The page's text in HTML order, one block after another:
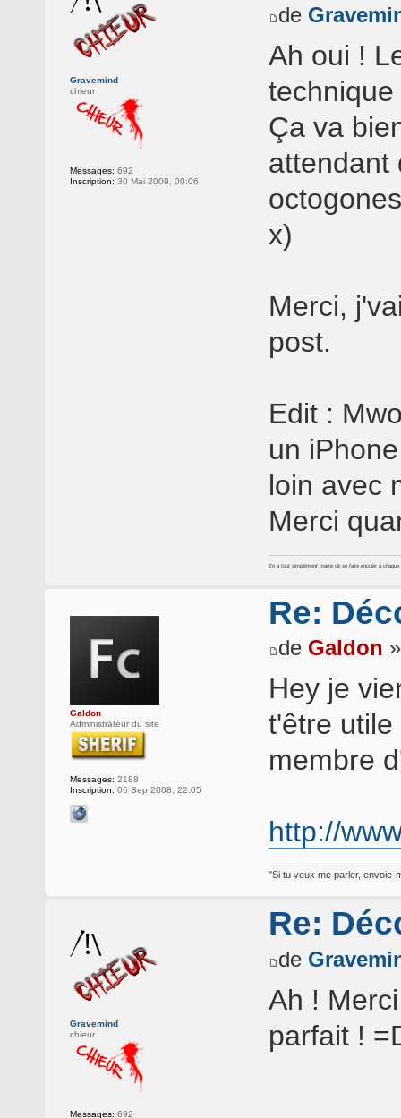
Gravemind
chieur
Messages: 692
Inscription: 30 Mai 2009, 00:06
de
Ah oui !
Ça va
attendant
x)
Merci,
post.
Edit :
un
loin avec
Merci
En a tout simplement marre de se faire enculer à
Galdon
Administrateur du site
Messages: 2188
Inscription: 06 Sep 2008, 22:05
Re:
de Galdon
Hey je
t'être
membre
http://
"Si tu veux me parler, envoie-
Gravemind
chieur
Messages: 692
Re:
de
Ah !
parfait !